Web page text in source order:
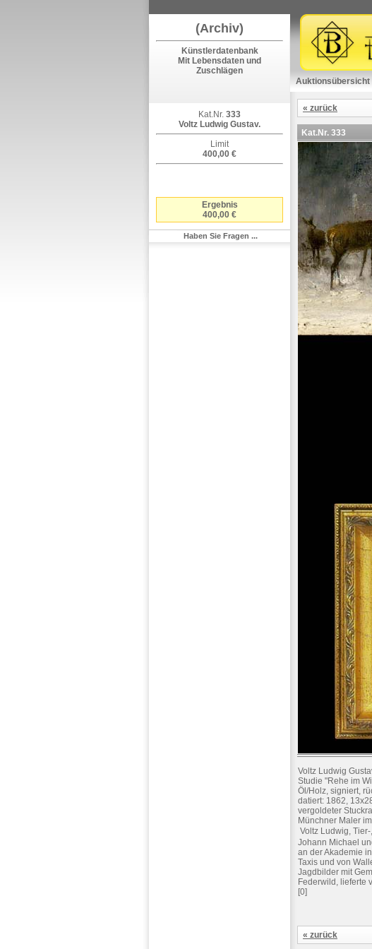
(Archiv)
Künstlerdatenbank
Mit Lebensdaten und
Zuschlägen
Kat.Nr. 333
Voltz Ludwig Gustav.
Limit
400,00 €
Ergebnis
400,00 €
Haben Sie Fragen ...
Auktionsübersicht
« zurück
Kat.Nr. 333
Voltz Ludwig
Studie "Rehe im
Öl/Holz, signiert,
datiert: 1862,
vergoldeter
Münchner Maler
Voltz Ludwig,
Johann Michael
an der Akademie
Taxis und von
Jagdbilder mit
Federwild, lieferte
[0]
« zurück